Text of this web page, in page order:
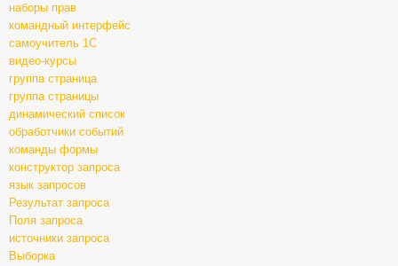
наборы прав
командный интерфейс
самоучитель 1С
видео-курсы
группа страница
группа страницы
динамический список
обработчики событий
команды формы
конструктор запроса
язык запросов
Результат запроса
Поля запроса
источники запроса
Выборка